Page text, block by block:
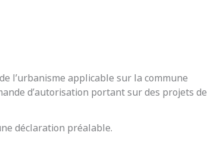
l’urbanisme applicable sur la commune
d’autorisation portant sur des projets de
déclaration préalable.